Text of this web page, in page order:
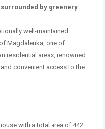
by greenery
well-maintained
Magdalenka, one of
residential areas, renowned
convenient access to the
with a total area of 442